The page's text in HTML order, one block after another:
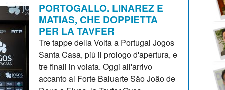
PORTOGALLO. LINAREZ E
MATIAS, CHE DOPPIETTA
PER LA TAVFER
Tre tappe della Volta a Portugal Jogos
Santa Casa, più il prologo d'apertura, e
tre finali in volata. Oggi all'arrivo
accanto al Forte Baluarte São João de